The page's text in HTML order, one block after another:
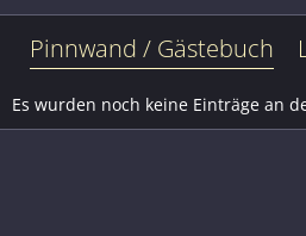
Pinnwand / Gästebuch
Es wurden noch keine Einträge an